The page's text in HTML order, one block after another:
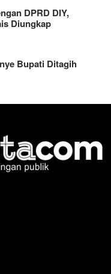
DPRD DIY,
Diungkap
Bupati Ditagih